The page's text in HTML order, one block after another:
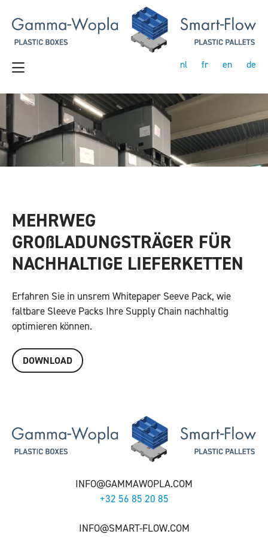
nl fr en de
MEHRWEG
GROßLADUNGSTRÄGER FÜR
NACHHALTIGE LIEFERKETTEN
Erfahren Sie in unsrem Whitepaper Seeve Pack, wie
faltbare Sleeve Packs Ihre Supply Chain nachhaltig
optimieren können.
DOWNLOAD
INFO@GAMMAWOPLA.COM
+32 56 85 20 85
INFO@SMART-FLOW.COM